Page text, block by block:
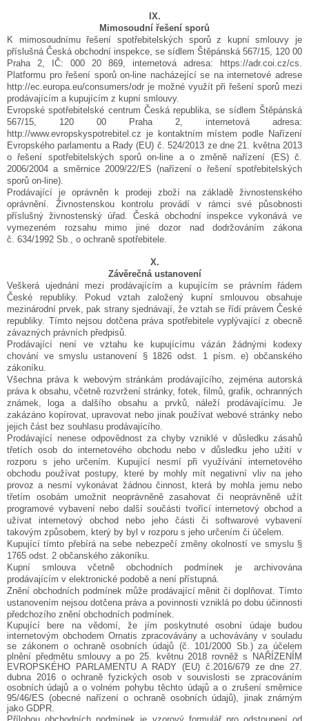
IX.
Mimosoudní řešení sporů
K mimosoudnímu řešení spotřebitelských sporů z kupní smlouvy je
příslušná Česká obchodní inspekce, se sídlem Štěpánská 567/15, 120 00
Praha 2, IČ: 000 20 869, internetová adresa: https://adr.coi.cz/cs.
Platformu pro řešení sporů on-line nacházející se na internetové adrese
http://ec.europa.eu/consumers/odr je možné využít při řešení sporů mezi
prodávajícím a kupujícím z kupní smlouvy.
Evropské spotřebitelské centrum Česká republika, se sídlem Štěpánská
567/15, 120 00 Praha 2, internetová adresa:
http://www.evropskyspotrebitel.cz je kontaktním místem podle Nařízení
Evropského parlamentu a Rady (EU) č. 524/2013 ze dne 21. května 2013
o řešení spotřebitelských sporů on-line a o změně nařízení (ES) č.
2006/2004 a směrnice 2009/22/ES (nařízení o řešení spotřebitelských
sporů on-line).
Prodávající je oprávněn k prodeji zboží na základě živnostenského
oprávnění. Živnostenskou kontrolu provádí v rámci své působnosti
příslušný živnostenský úřad. Česká obchodní inspekce vykonává ve
vymezeném rozsahu mimo jiné dozor nad dodržováním zákona
č. 634/1992 Sb., o ochraně spotřebitele.
X.
Závěrečná ustanovení
Veškerá ujednání mezi prodávajícím a kupujícím se právním řádem
České republiky. Pokud vztah založený kupní smlouvou obsahuje
mezinárodní prvek, pak strany sjednávají, že vztah se řídí právem České
republiky. Tímto nejsou dotčena práva spotřebitele vyplývající z obecně
závazných právních předpisů.
Prodávající není ve vztahu ke kupujícímu vázán žádnými kodexy
chování ve smyslu ustanovení § 1826 odst. 1 písm. e) občanského
zákoníku.
Všechna práva k webovým stránkám prodávajícího, zejména autorská
práva k obsahu, včetně rozvržení stránky, fotek, filmů, grafik, ochranných
známek, loga a dalšího obsahu a prvků, náleží prodávajícímu. Je
zakázáno kopírovat, upravovat nebo jinak používat webové stránky nebo
jejich část bez souhlasu prodávajícího.
Prodávající nenese odpovědnost za chyby vzniklé v důsledku zásahů
třetích osob do internetového obchodu nebo v důsledku jeho užití v
rozporu s jeho určením. Kupující nesmí při využívání internetového
obchodu používat postupy, které by mohly mít negativní vliv na jeho
provoz a nesmí vykonávat žádnou činnost, která by mohla jemu nebo
třetím osobám umožnit neoprávněně zasahovat či neoprávněně užít
programové vybavení nebo další součásti tvořící internetový obchod a
užívat internetový obchod nebo jeho části či softwarové vybavení
takovým způsobem, který by byl v rozporu s jeho určením či účelem.
Kupující tímto přebírá na sebe nebezpečí změny okolností ve smyslu §
1765 odst. 2 občanského zákoníku.
Kupní smlouva včetně obchodních podmínek je archivována
prodávajícím v elektronické podobě a není přístupná.
Znění obchodních podmínek může prodávající měnit či doplňovat. Tímto
ustanovením nejsou dotčena práva a povinnosti vzniklá po dobu účinnosti
předchozího znění obchodních podmínek.
Kupující bere na vědomí, že jím poskytnuté osobní údaje budou
internetovým obchodem Ornatis zpracovávány a uchovávány v souladu
se zákonem o ochraně osobních údajů (č. 101/2000 Sb.) za účelem
plnění předmětu smlouvy a po 25. květnu 2018 rovněž s NAŘÍZENÍM
EVROPSKÉHO PARLAMENTU A RADY (EU) č.2016/679 ze dne 27.
dubna 2016 o ochraně fyzických osob v souvislosti se zpracováním
osobních údajů a o volném pohybu těchto údajů a o zrušení směrnice
95/46/ES (obecné nařízení o ochraně osobních údajů), jinak známým
jako GDPR.